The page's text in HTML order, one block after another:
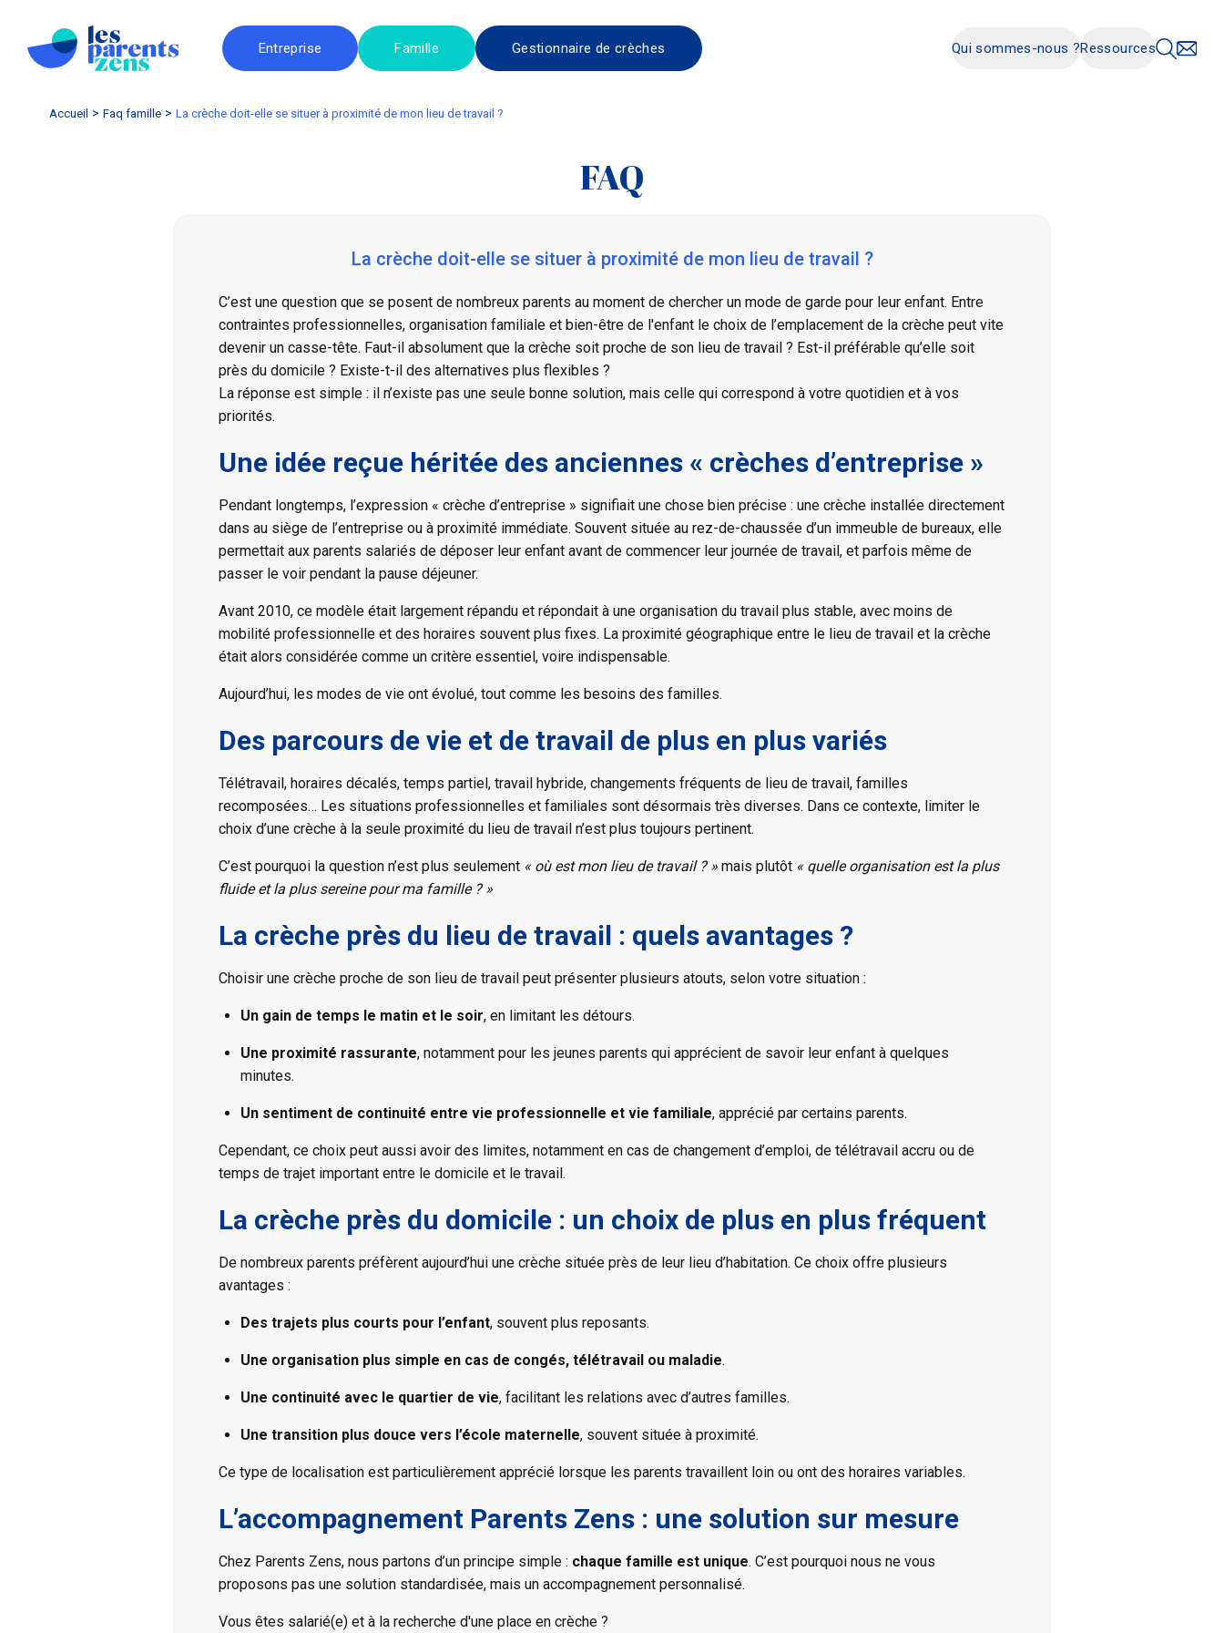
Entreprise Famille Gestionnaire de crèches Qui sommes-nous ?Ressources
Accueil faq famille La crèche doit-elle se situer à proximité de mon lieu de travail ?
FAQ
La crèche doit-elle se situer à proximité de mon lieu de travail ?
C’est une question que se posent de nombreux parents au moment de chercher un mode de garde pour leur enfant. Entre
contraintes professionnelles, organisation familiale et bien-être de l'enfant le choix de l’emplacement de la crèche peut vite
devenir un casse-tête. Faut-il absolument que la crèche soit proche de son lieu de travail ? Est-il préférable qu’elle soit
près du domicile ? Existe-t-il des alternatives plus flexibles ?
La réponse est simple : il n’existe pas une seule bonne solution, mais celle qui correspond à votre quotidien et à vos
priorités.
Une idée reçue héritée des anciennes « crèches d’entreprise »
Pendant longtemps, l’expression « crèche d’entreprise » signifiait une chose bien précise : une crèche installée directement
dans au siège de l’entreprise ou à proximité immédiate. Souvent située au rez-de-chaussée d’un immeuble de bureaux, elle
permettait aux parents salariés de déposer leur enfant avant de commencer leur journée de travail, et parfois même de
passer le voir pendant la pause déjeuner.
Avant 2010, ce modèle était largement répandu et répondait à une organisation du travail plus stable, avec moins de
mobilité professionnelle et des horaires souvent plus fixes. La proximité géographique entre le lieu de travail et la crèche
était alors considérée comme un critère essentiel, voire indispensable.
Aujourd’hui, les modes de vie ont évolué, tout comme les besoins des familles.
Des parcours de vie et de travail de plus en plus variés
Télétravail, horaires décalés, temps partiel, travail hybride, changements fréquents de lieu de travail, familles
recomposées… Les situations professionnelles et familiales sont désormais très diverses. Dans ce contexte, limiter le
choix d’une crèche à la seule proximité du lieu de travail n’est plus toujours pertinent.
C’est pourquoi la question n’est plus seulement « où est mon lieu de travail ? » mais plutôt « quelle organisation est la plus
fluide et la plus sereine pour ma famille ? »
La crèche près du lieu de travail : quels avantages ?
Choisir une crèche proche de son lieu de travail peut présenter plusieurs atouts, selon votre situation :
Un gain de temps le matin et le soir, en limitant les détours.
Une proximité rassurante, notamment pour les jeunes parents qui apprécient de savoir leur enfant à quelques
minutes.
Un sentiment de continuité entre vie professionnelle et vie familiale, apprécié par certains parents.
Cependant, ce choix peut aussi avoir des limites, notamment en cas de changement d’emploi, de télétravail accru ou de
temps de trajet important entre le domicile et le travail.
La crèche près du domicile : un choix de plus en plus fréquent
De nombreux parents préfèrent aujourd’hui une crèche située près de leur lieu d’habitation. Ce choix offre plusieurs
avantages :
Des trajets plus courts pour l’enfant, souvent plus reposants.
Une organisation plus simple en cas de congés, télétravail ou maladie.
Une continuité avec le quartier de vie, facilitant les relations avec d’autres familles.
Une transition plus douce vers l’école maternelle, souvent située à proximité.
Ce type de localisation est particulièrement apprécié lorsque les parents travaillent loin ou ont des horaires variables.
L’accompagnement Parents Zens : une solution sur mesure
Chez Parents Zens, nous partons d’un principe simple : chaque famille est unique. C’est pourquoi nous ne vous
proposons pas une solution standardisée, mais un accompagnement personnalisé.
Vous êtes salarié(e) et à la recherche d'une place en crèche ?